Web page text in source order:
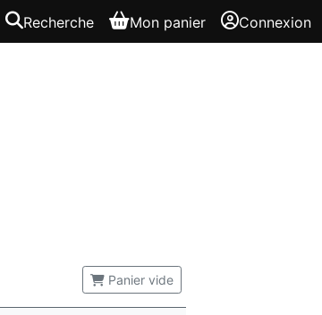
Recherche Mon panier Connexion
Panier vide